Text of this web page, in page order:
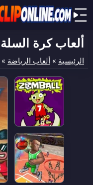
ألعاب كرة السلة
الرئيسية » ألعاب الرياضة »